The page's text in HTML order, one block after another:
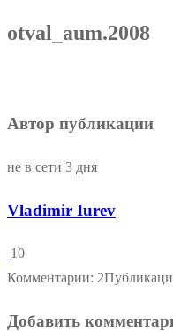
otval_aum.2008
Автор публикации
не в сети 3 дня
Vladimir Iurev
10
Комментарии: 2
Добавить